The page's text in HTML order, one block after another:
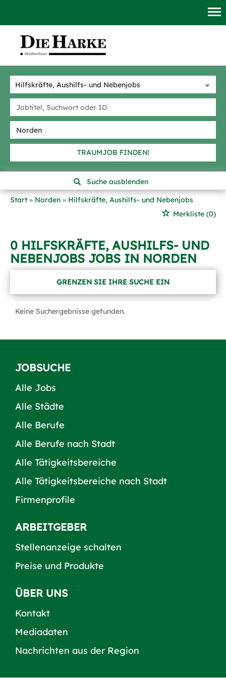
TRAUMJOB FINDEN!
Suche ausblenden
Start
Norden
Hilfskräfte, Aushilfs- und Nebenjobs
Merkliste (0)
0 HILFSKRÄFTE, AUSHILFS- UND
NEBENJOBS JOBS IN NORDEN
GRENZEN SIE IHRE SUCHE EIN
Keine Suchergebnisse gefunden.
JOBSUCHE
Alle Jobs
Alle Städte
Alle Berufe
Alle Berufe nach Stadt
Alle Tätigkeitsbereiche
Alle Tätigkeitsbereiche nach Stadt
Firmenprofile
ARBEITGEBER
Stellenanzeige schalten
Preise und Produkte
ÜBER UNS
Kontakt
Mediadaten
Nachrichten aus der Region